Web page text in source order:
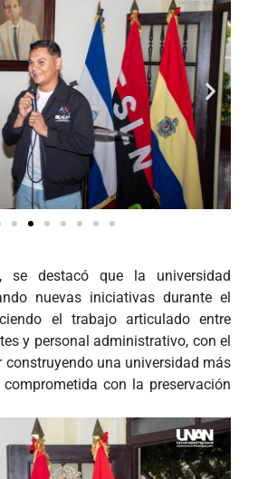
se destacó que la universidad
nuevas iniciativas durante el
el trabajo articulado entre
y personal administrativo, con el
construyendo una universidad más
comprometida con la preservación